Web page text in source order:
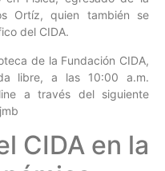
Ortíz, quien también se
del CIDA.
de la Fundación CIDA,
libre, a las 10:00 a.m.
a través del siguiente
CIDA en la